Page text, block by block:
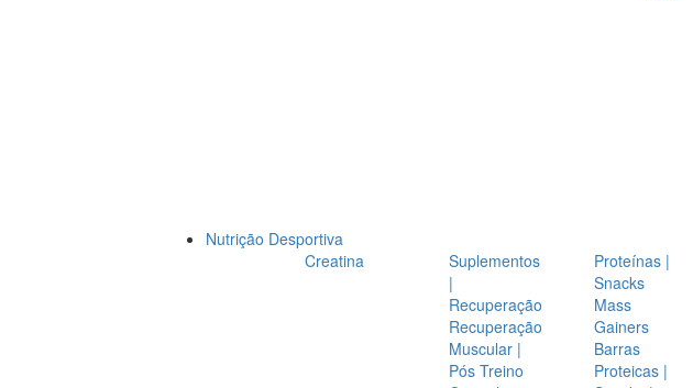
Nutrição Desportiva
Creatina
Suplementos
|
Recuperação
Recuperação
Muscular |
Pós Treino
Proteínas |
Snacks
Mass
Gainers
Barras
Proteicas |